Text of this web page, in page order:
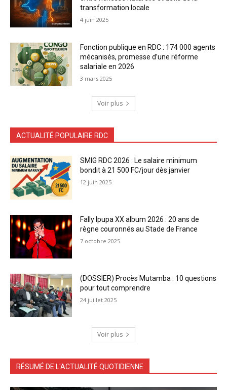
transformation locale
4 juin 2025
Fonction publique en RDC : 174 000 agents
mécanisés, promesse d’une réforme
salariale en 2026
3 mars 2025
Voir plus
ACTUALITÉ POPULAIRE RDC
SMIG RDC 2026 : Le salaire minimum
bondit à 21 500 FC/jour dès janvier
12 juin 2025
Fally Ipupa XX album 2026 : 20 ans de
règne couronnés au Stade de France
7 octobre 2025
(DOSSIER) Procès Mutamba : 10 questions
pour tout comprendre
24 juillet 2025
Voir plus
RÉSUMÉ DE L'ACTUALITÉ QUOTIDIENNE